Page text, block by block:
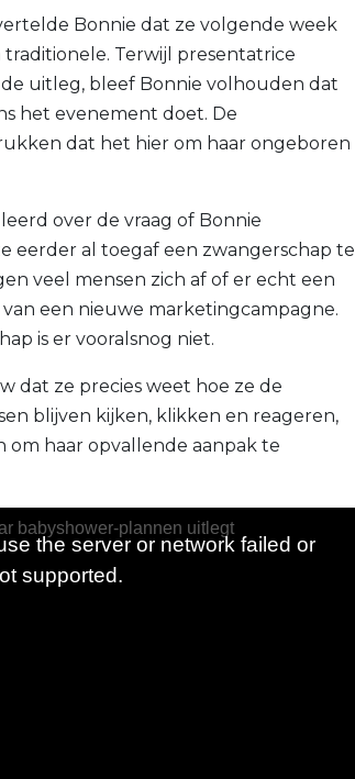
Bonnie dat ze volgende week
Terwijl presentatrice
uitleg, bleef Bonnie volhouden dat
het evenement doet. De
dat het hier om haar ongeboren
over de vraag of Bonnie
eerder al toegaf een zwangerschap te
veel mensen zich af of er echt een
een nieuwe marketingcampagne.
is er vooralsnog niet.
dat ze precies weet hoe ze de
blijven kijken, klikken en reageren,
haar opvallende aanpak te